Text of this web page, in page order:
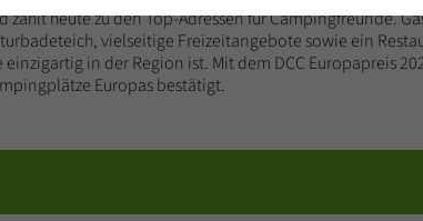
zählt heute zu den Top-Adressen für Campingfreunde.
vielseitige Freizeitangebote sowie ein
einzigartig in der Region ist. Mit dem DCC Europapreis
Europas bestätigt.